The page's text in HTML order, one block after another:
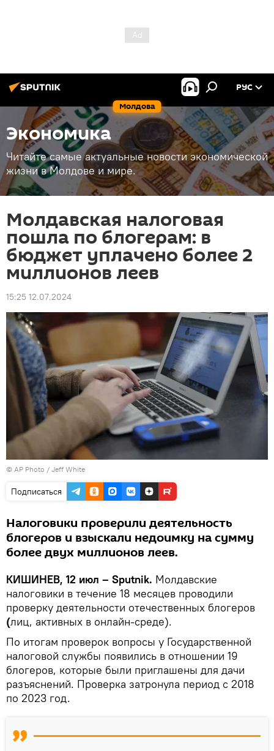
Молдова
РУС
Экономика
Читайте самые актуальные новости экономической
жизни в Молдове и мире.
Молдавская налоговая
пошла по блогерам: в
бюджет уплачено более 2
миллионов леев
15:25 12.07.2024
© AP Photo / Jeff White
Подписаться
Налоговики проверили деятельность
блогеров и взыскали недоимку на сумму
более двух миллионов леев.
КИШИНЕВ, 12 июл – Sputnik. Молдавские
налоговики в течение 18 месяцев проводили
проверку деятельности отечественных блогеров
(лиц, активных в онлайн-среде).
По итогам проверок вопросы у Государственной
налоговой службы появились в отношении 19
блогеров, которые были приглашены для дачи
разъяснений. Проверка затронула период с 2018
по 2023 год.